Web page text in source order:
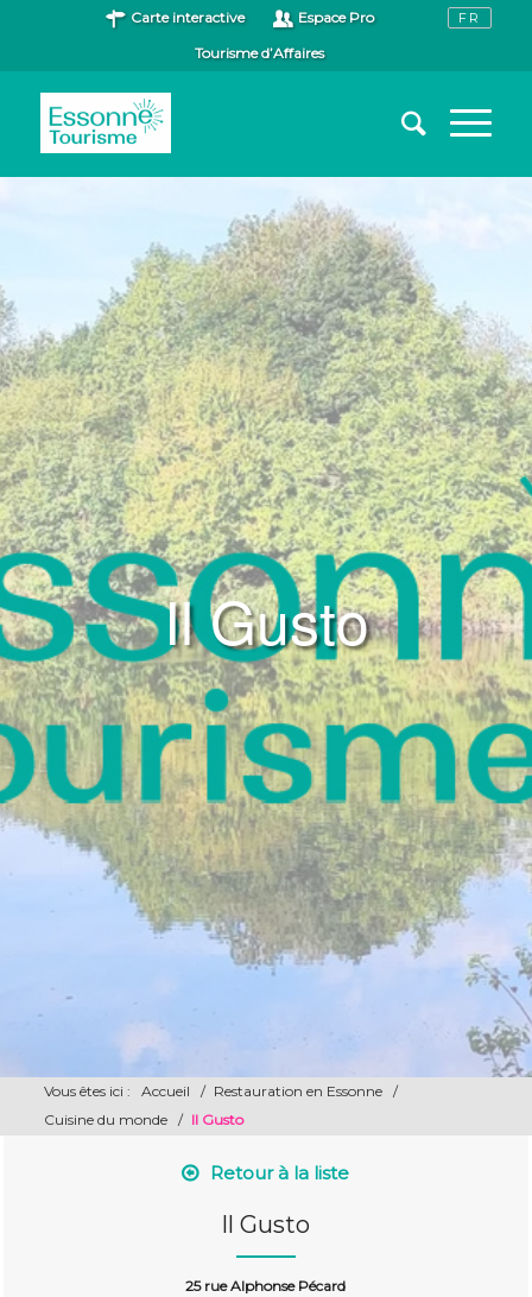
Carte interactive
Espace Pro
Tourisme d’Affaires
Il Gusto
Vous êtes ici : Accueil / Restauration en Essonne
/
Cuisine du monde
/ Il Gusto
Retour à la liste
Il Gusto
25 rue Alphonse Pécard